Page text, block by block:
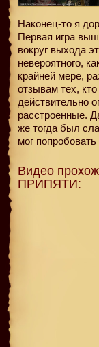
Наконец-то я
Первая игра
вокруг выхода
невероятного,
крайней мере,
отзывам тех,
действительно
расстроенные.
же тогда был
мог
Видео
ПРИПЯТИ: